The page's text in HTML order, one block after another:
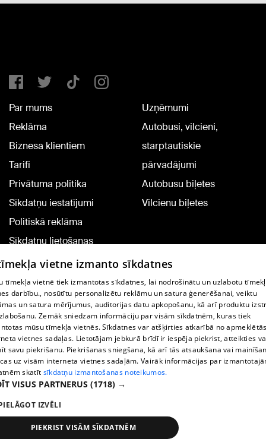
Par mums
Reklāma
Biznesa klientiem
Tarifi
Privātuma politika
Sīkdatņu iestatījumi
Politiskā reklāma
Sīkdatņu lietošanas
noteikumi
Komentāru pievienošana
Uzņēmumi
Autobusi, vilcieni,
starptautiskie
pārvadājumi
Autobusu biļetes
Vilcienu biļetes
TV programma
Līguma noteikumi
360 Ziņu kontakti
Helio Media
Portāla palīdzības dienests: e-pasts -
All rights reserved.
vietne izmanto sīkdatnes
tīmekļa vietnē tiek izmantotas sīkdatnes, lai nodrošinātu un uzlabotu
darbību., nosūtītu personalizētu reklāmu un satura ģenerēšanai, veiktu
un satura mērījumus, auditorijas datu apkopošanu, kā arī produktu
Zemāk sniedzam informāciju par visām sīkdatnēm, kuras tiek
mūsu tīmekļa vietnēs. Sīkdatnes var atšķirties atkarībā no
vietnes sadaļas. Lietotājam jebkurā brīdī ir iespēja piekrist, atteikties
savu piekrišanu. Piekrišanas sniegšana, kā arī tās atsaukšana vai
uz visām interneta vietnes sadaļām. Vairāk informācijas par
skatīt sīkdatņu izmantošanas noteikumos.
VISUS PARTNERUS (1718) →
IZVĒLI
PIEKRIST VISĀM SĪKDATNĒM